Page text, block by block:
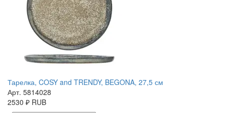
Тарелка, COSY and TRENDY, BEGONA, 27,5 см
Арт. 5814028
2530 ₽ RUB